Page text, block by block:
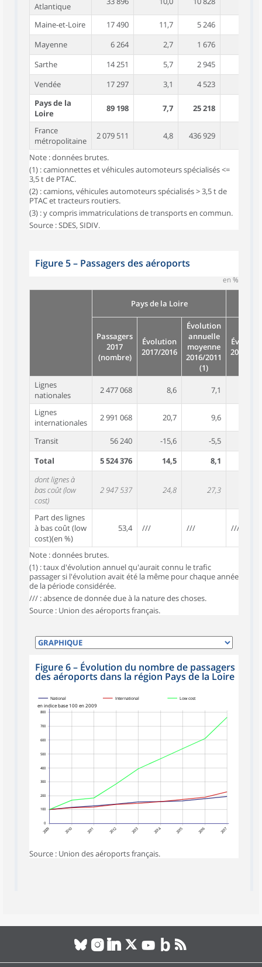
Atlantique
Maine-et-Loire 17 490 11,7 5 246
Mayenne
6 264 2,7 1 676
Sarthe
14 251 5,7 2 945
Vendée
17 297 3,1 4 523
Pays de la
Loire
89 198 7,7 25 218
France
métropolitaine
2 079 511 4,8 436 929
Note : données brutes.
(1) : camionnettes et véhicules automoteurs spécialisés <=
3,5 t de PTAC.
(2) : camions, véhicules automoteurs spécialisés > 3,5 t de
PTAC et tracteurs routiers.
(3) : y compris immatriculations de transports en commun.
Source : SDES, SIDIV.
Figure 5– Passagers des aéroports
en %
Pays de la Loire
Passagers
2017
(nombre)
Évolution
2017/2016
Évolution
annuelle
moyenne
2016/2011
(1)
2017/
Lignes
nationales
2 477 068 8,6 7,1
Lignes
internationales
2 991 068 20,7 9,6
Transit 56 240 -15,6 -5,5
Total
5 524 376 14,5 8,1
dont lignes à
bas coût (low
cost)
2 947 537 24,8 27,3
Part des lignes
à bas coût (low
cost)(en %)
53,4 /// /// ///
Note : données brutes.
(1) : taux d'évolution annuel qu'aurait connu le trafic
passager si l'évolution avait été la même pour chaque année
de la période considérée.
/// : absence de donnée due à la nature des choses.
Source : Union des aéroports français.
Figure 6– Évolution du nombre de passagers
des aéroports dans la région Pays de la Loire
0
100
200
300
400
500
600
700
800
en indice base 100 en 2009
2009 2010 2011 2012 2013 2014 2015 2016 2017
National International Low cost
Source : Union des aéroports français.